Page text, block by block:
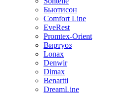
Бьютисон
Comfort Line
EveRest
Promtex-Orient
Виртуоз
Lonax
Denwir
Dimax
Benartti
DreamLine